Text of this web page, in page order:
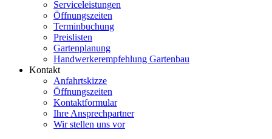
Serviceleistungen
Öffnungszeiten
Terminbuchung
Preislisten
Gartenplanung
Handwerkerempfehlung Gartenbau
Kontakt
Anfahrtskizze
Öffnungszeiten
Kontaktformular
Ihre Ansprechpartner
Wir stellen uns vor